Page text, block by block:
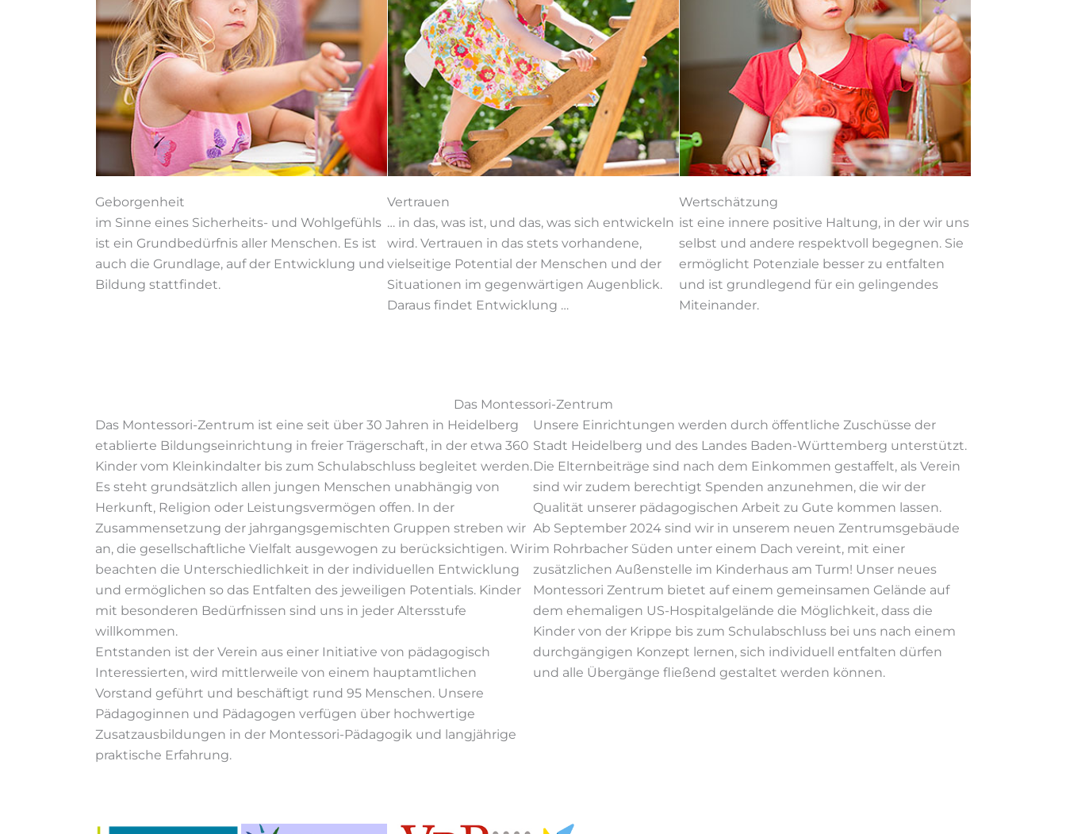
Geborgenheit
im Sinne eines Sicherheits- und Wohlgefühls
ist ein Grundbedürfnis aller Menschen. Es ist
auch die Grundlage, auf der Entwicklung und
Bildung stattfindet.
Vertrauen
… in das, was ist, und das, was sich entwickeln
wird. Vertrauen in das stets vorhandene,
vielseitige Potential der Menschen und der
Situationen im gegenwärtigen Augenblick.
Daraus findet Entwicklung …
Wertschätzung
ist eine innere positive Haltung, in der wir uns
selbst und andere respektvoll begegnen. Sie
ermöglicht Potenziale besser zu entfalten
und ist grundlegend für ein gelingendes
Miteinander.
Das Montessori-Zentrum
Das Montessori-Zentrum ist eine seit über 30 Jahren in Heidelberg
etablierte Bildungseinrichtung in freier Trägerschaft, in der etwa 360
Kinder vom Kleinkindalter bis zum Schulabschluss begleitet werden.
Es steht grundsätzlich allen jungen Menschen unabhängig von
Herkunft, Religion oder Leistungsvermögen offen. In der
Zusammensetzung der jahrgangsgemischten Gruppen streben wir
an, die gesellschaftliche Vielfalt ausgewogen zu berücksichtigen. Wir
beachten die Unterschiedlichkeit in der individuellen Entwicklung
und ermöglichen so das Entfalten des jeweiligen Potentials. Kinder
mit besonderen Bedürfnissen sind uns in jeder Altersstufe
willkommen.
Entstanden ist der Verein aus einer Initiative von pädagogisch
Interessierten, wird mittlerweile von einem hauptamtlichen
Vorstand geführt und beschäftigt rund 95 Menschen. Unsere
Pädagoginnen und Pädagogen verfügen über hochwertige
Zusatzausbildungen in der Montessori-Pädagogik und langjährige
praktische Erfahrung.
Unsere Einrichtungen werden durch öffentliche Zuschüsse der
Stadt Heidelberg und des Landes Baden-Württemberg unterstützt.
Die Elternbeiträge sind nach dem Einkommen gestaffelt, als Verein
sind wir zudem berechtigt Spenden anzunehmen, die wir der
Qualität unserer pädagogischen Arbeit zu Gute kommen lassen.
Ab September 2024 sind wir in unserem neuen Zentrumsgebäude
im Rohrbacher Süden unter einem Dach vereint, mit einer
zusätzlichen Außenstelle im Kinderhaus am Turm! Unser neues
Montessori Zentrum bietet auf einem gemeinsamen Gelände auf
dem ehemaligen US-Hospitalgelände die Möglichkeit, dass die
Kinder von der Krippe bis zum Schulabschluss bei uns nach einem
durchgängigen Konzept lernen, sich individuell entfalten dürfen
und alle Übergänge fließend gestaltet werden können.